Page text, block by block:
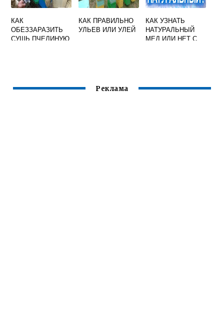
КАК
ОБЕЗЗАРАЗИТЬ
СУШЬ ПЧЕЛИНУЮ
КАК ПРАВИЛЬНО
УЛЬЕВ ИЛИ УЛЕЙ
КАК УЗНАТЬ
НАТУРАЛЬНЫЙ
МЕД ИЛИ НЕТ С
Реклама